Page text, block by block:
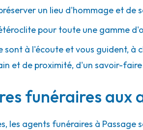
un lieu d'hommage et de
pour toute une gamme
sont à l'écoute et vous guident,
et de proximité, d'un savoir-
funéraires aux
les agents funéraires à